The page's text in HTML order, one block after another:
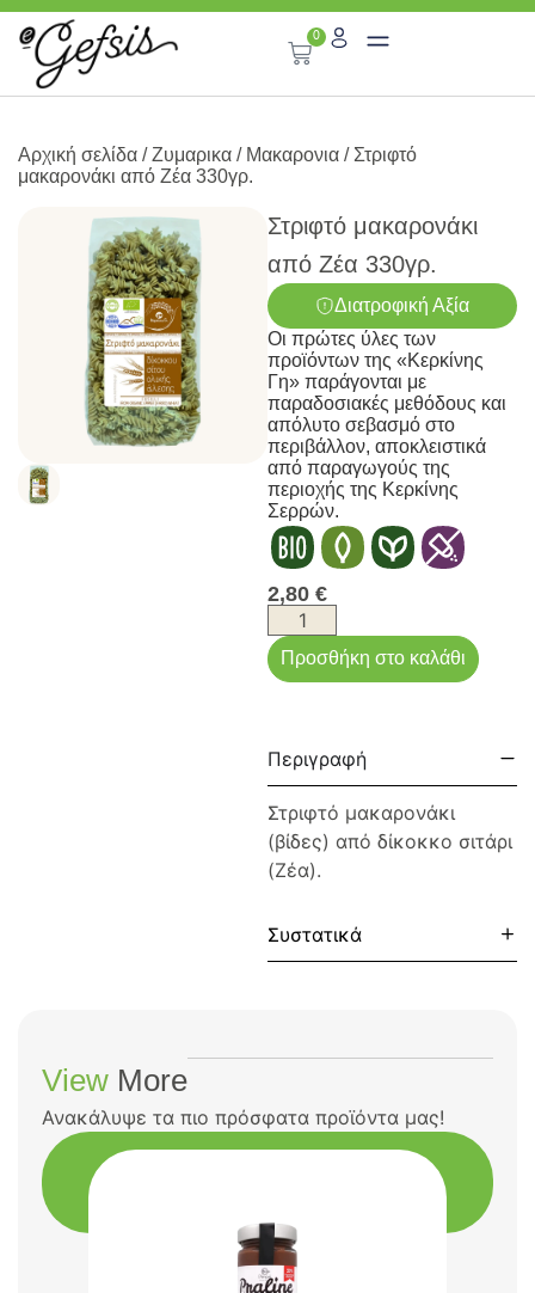
0
Αρχική σελίδα /Ζυμαρικα / Μακαρονια / Στριφτό
μακαρονάκι από Ζέα 330γρ.
Στριφτό μακαρονάκι
από Ζέα 330γρ.
Διατροφική Αξία
Οι πρώτες ύλες των
προϊόντων της «Κερκίνης
Γη» παράγονται με
παραδοσιακές μεθόδους και
απόλυτο σεβασμό στο
περιβάλλον, αποκλειστικά
από παραγωγούς της
περιοχής της Κερκίνης
Σερρών.
2,80 €
Προσθήκη στο καλάθι
Περιγραφή
Στριφτό μακαρονάκι
(βίδες) από δίκοκκο σιτάρι
(Ζέα).
Συστατικά
View More
Ανακάλυψε τα πιο πρόσφατα προϊόντα μας!